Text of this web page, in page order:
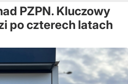
PZPN. Kluczowy
po czterech latach